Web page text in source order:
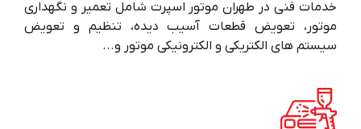
خدمات فنی در طهران موتور اسپرت شامل تعمیر و نگهداری
موتور، تعویض قطعات آسیب دیده، تنظیم و تعویض
سیستم های الکتریکی و الکترونیکی موتور و...